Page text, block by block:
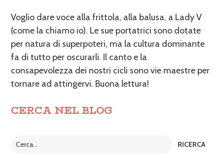
Voglio dare voce alla frittola, alla balusa, a Lady V
(come la chiamo io). Le sue portatrici sono dotate
per natura di superpoteri, ma la cultura dominante
fa di tutto per oscurarli. Il canto e la
consapevolezza dei nostri cicli sono vie maestre per
tornare ad attingervi. Buona lettura!
CERCA NEL BLOG